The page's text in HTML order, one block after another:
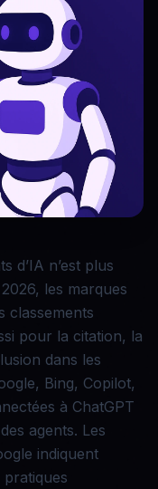
d’IA n’est plus
les marques
classements
pour la citation, la
dans les
Bing, Copilot,
à ChatGPT
agents. Les
indiquent
pratiques